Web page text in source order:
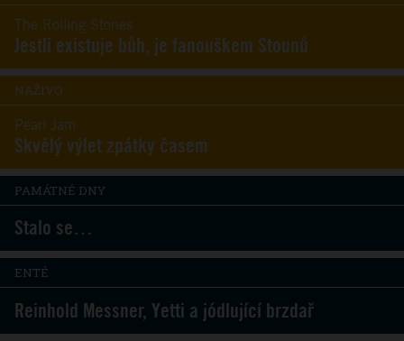
The Rolling Stones
Jestli existuje bůh, je fanouškem Stounů
NAŽIVO
Pearl Jam
Skvělý výlet zpátky časem
PAMÁTNÉ DNY
Stalo se…
ENTÉ
Reinhold Messner, Yetti a jódlující brzdař